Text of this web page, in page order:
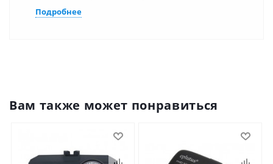
Подробнее
Вам также может понравиться